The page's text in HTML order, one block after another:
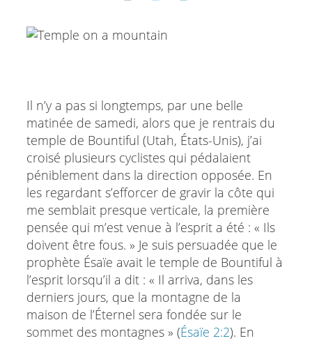
Il n’y a pas si longtemps, par une belle
matinée de samedi, alors que je rentrais du
temple de Bountiful (Utah, États-Unis), j’ai
croisé plusieurs cyclistes qui pédalaient
péniblement dans la direction opposée. En
les regardant s’efforcer de gravir la côte qui
me semblait presque verticale, la première
pensée qui m’est venue à l’esprit a été : « Ils
doivent être fous. » Je suis persuadée que le
prophète Ésaïe avait le temple de Bountiful à
l’esprit lorsqu’il a dit : « Il arriva, dans les
derniers jours, que la montagne de la
maison de l’Éternel sera fondée sur le
sommet des montagnes » (Ésaïe 2:2). En